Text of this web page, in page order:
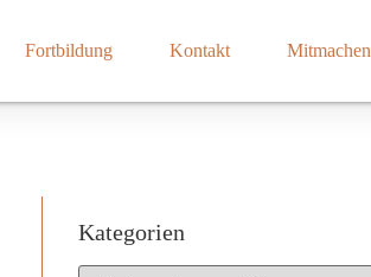
Fortbildung Kontakt Mitmachen
Kategorien